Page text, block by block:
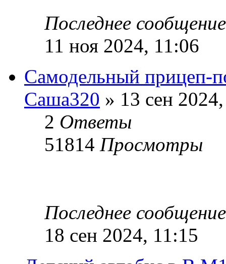
Последнее
11 ноя 2024, 11:06
Самодельный прицеп-
Саша320 » 13 сен
2 Ответы
51814 Просмотры
Последнее
18 сен 2024, 11:15